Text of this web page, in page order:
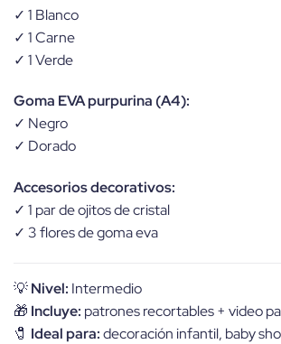
✓ 1 Blanco
✓ 1 Carne
✓ 1 Verde
Goma EVA purpurina (A4):
✓ Negro
✓ Dorado
Accesorios decorativos:
✓ 1 par de ojitos de cristal
✓ 3 flores de goma eva
💡Nivel: Intermedio
🎁 Incluye: patrones recortables + video
🧷 Ideal para:decoración infantil, baby